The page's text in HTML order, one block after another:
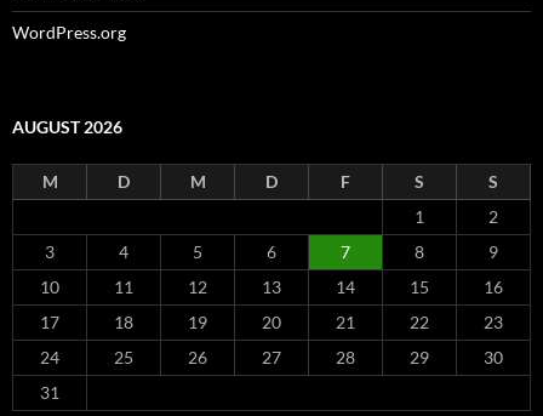
WordPress.org
AUGUST 2026
M D M D F S
S
1
2
3
4 5 6 7 8
9
10
11 12 13 14 15
16
17
18 19 20 21 22
23
24
25 26 27 28 29
30
31